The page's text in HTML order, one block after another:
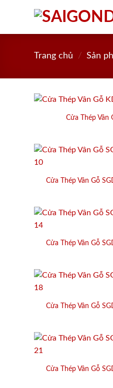
Trang chủ / Sản
Cửa Thép Vân
Cửa Thép Vân Gỗ
Cửa Thép Vân Gỗ
Cửa Thép Vân Gỗ
Cửa Thép Vân Gỗ